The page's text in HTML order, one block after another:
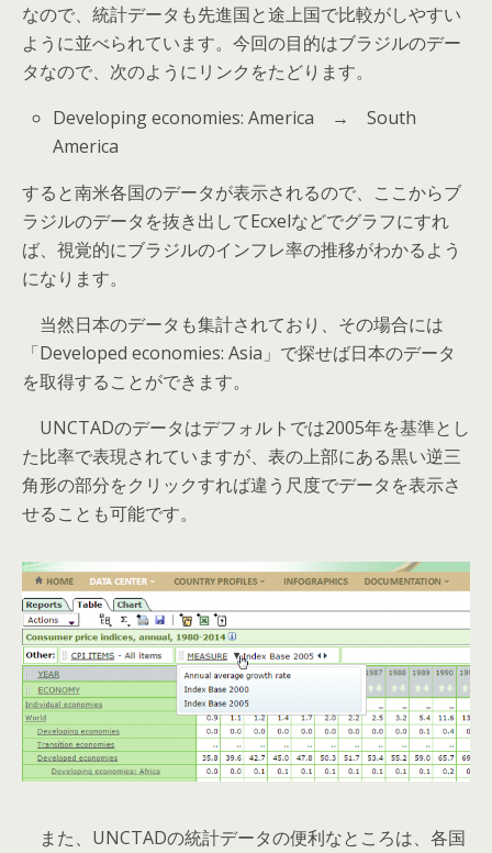
なので、統計データも先進国と途上国で比較がしやすい
ように並べられています。今回の目的はブラジルのデー
タなので、次のようにリンクをたどります。
Developing economies: America → South
America
すると南米各国のデータが表示されるので、ここからブ
ラジルのデータを抜き出してEcxelなどでグラフにすれ
ば、視覚的にブラジルのインフレ率の推移がわかるよう
になります。
当然日本のデータも集計されており、その場合には
「Developed economies: Asia」で探せば日本のデータ
を取得することができます。
UNCTADのデータはデフォルトでは2005年を基準とし
た比率で表現されていますが、表の上部にある黒い逆三
角形の部分をクリックすれば違う尺度でデータを表示さ
せることも可能です。
また、UNCTADの統計データの便利なところは、各国